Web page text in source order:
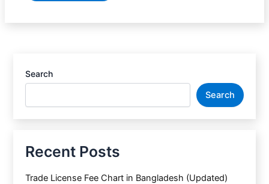
Search
Search
Recent Posts
Trade License Fee Chart in Bangladesh (Updated)